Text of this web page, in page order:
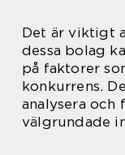
Det är viktigt
dessa bolag
på faktorer
konkurrens.
analysera och
välgrundade